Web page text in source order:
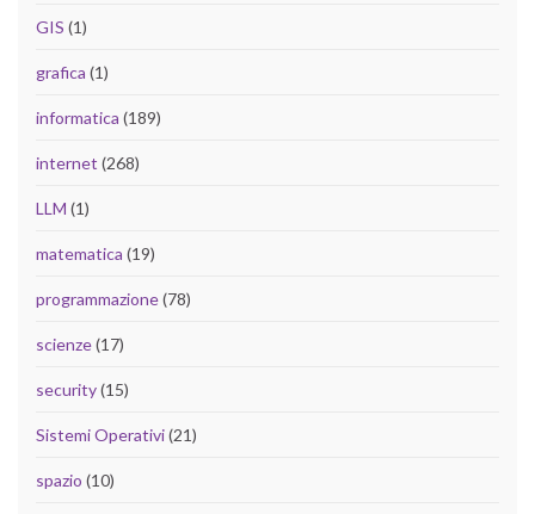
GIS (1)
grafica (1)
informatica (189)
internet (268)
LLM (1)
matematica (19)
programmazione(78)
scienze(17)
security(15)
Sistemi Operativi(21)
spazio (10)